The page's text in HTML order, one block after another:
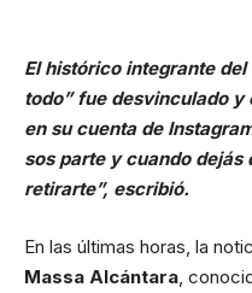
El histórico integrante
todo” fue desvinculado
en su cuenta de
sos parte y cuando dejás
retirarte”, escribió.
En las últimas horas, la
Massa Alcántara ,